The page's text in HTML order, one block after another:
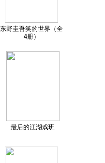
东野圭吾笑的世界（全
4册）
最后的江湖戏班